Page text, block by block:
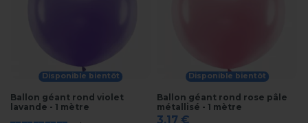
Disponible bientôt
Ballon géant rond violet
lavande - 1 mètre
Disponible bientôt
Ballon géant rond rose pâle
métallisé - 1 mètre
3,17 €